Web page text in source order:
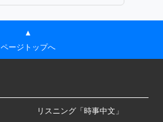
▲
ページトップへ
リスニング「時事中文」